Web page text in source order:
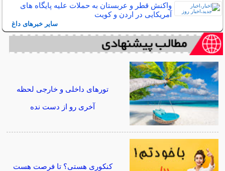
واکنش قطر و عربستان به حملات علیه پایگاه های
آمریکایی در اردن و کویت
سایر خبرهای داغ
تورهای داخلی و خارجی لحظه
آخری رو از دست نده
کنکوری هستی؟ تا فرصت هست